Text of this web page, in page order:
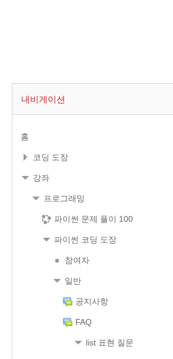
내비게이션
홈
코딩 도장
강좌
프로그래밍
파이썬 문제 풀이 100
파이썬 코딩 도장
참여자
일반
공지사항
FAQ
list 표현 질문